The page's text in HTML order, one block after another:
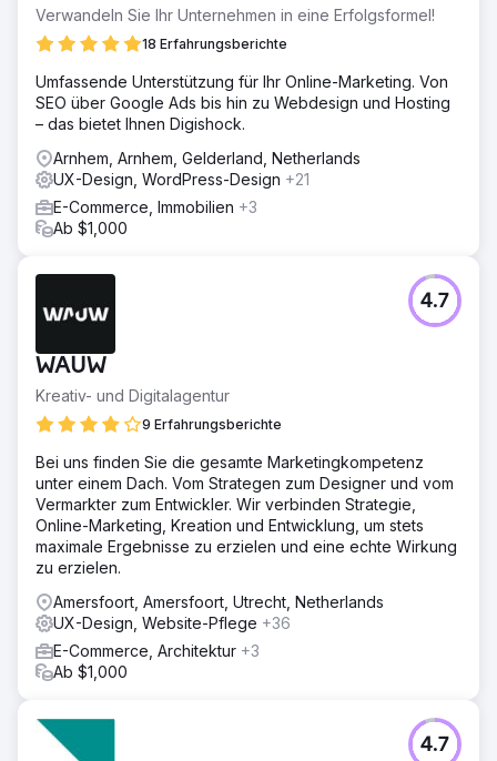
Verwandeln Sie Ihr Unternehmen in eine Erfolgsformel!
18 Erfahrungsberichte
Umfassende Unterstützung für Ihr Online-Marketing. Von
SEO über Google Ads bis hin zu Webdesign und Hosting
– das bietet Ihnen Digishock.
Arnhem, Arnhem, Gelderland, Netherlands
UX-Design, WordPress-Design +21
E-Commerce, Immobilien +3
Ab $1,000
WAUW
Kreativ- und Digitalagentur
9 Erfahrungsberichte
4.7
Bei uns finden Sie die gesamte Marketingkompetenz
unter einem Dach. Vom Strategen zum Designer und vom
Vermarkter zum Entwickler. Wir verbinden Strategie,
Online-Marketing, Kreation und Entwicklung, um stets
maximale Ergebnisse zu erzielen und eine echte Wirkung
zu erzielen.
Amersfoort, Amersfoort, Utrecht, Netherlands
UX-Design, Website-Pflege +36
E-Commerce, Architektur +3
Ab $1,000
4.7